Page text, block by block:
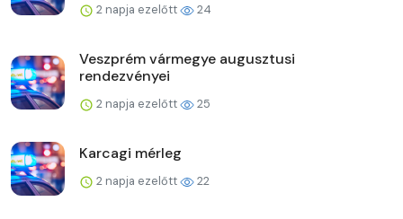
2 napja ezelőtt 24
Veszprém vármegye augusztusi
rendezvényei
2 napja ezelőtt 25
Karcagi mérleg
2 napja ezelőtt 22